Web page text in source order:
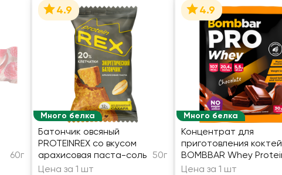
60г
Много белка
4.9
Батончик овсяный
PROTEINREX со вкусом
арахисовая паста-соль 50г
Цена за 1 шт
Много белка
4.9
Концентрат для
приготовления
BOMBBAR Whey
Шоколадный, сухой
Цена за 1 шт